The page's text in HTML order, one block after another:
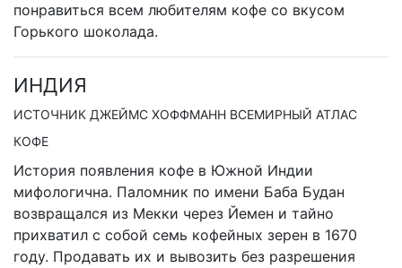
понравиться всем любителям кофе со вкусом
Горького шоколада.
ИНДИЯ
ИСТОЧНИК ДЖЕЙМС ХОФФМАНН ВСЕМИРНЫЙ АТЛАС
КОФЕ
История появления кофе в Южной Индии
мифологична. Паломник по имени Баба Будан
возвращался из Мекки через Йемен и тайно
прихватил с собой семь кофейных зерен в 1670
году. Продавать их и вывозить без разрешения